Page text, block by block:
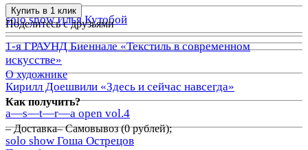
solo show Илья Кутобой
1-я ГРАУНД Биеннале «Текстиль в современном
искусстве»
Кирилл Доешвили «Здесь и сейчас навсегда»
a—s—t—r—a open vol.4
solo show Гоша Острецов
Купить в 1 клик
Поделитесь с друзьями
О художнике
Как получить?
– Доставка– Самовывоз (0 рублей);